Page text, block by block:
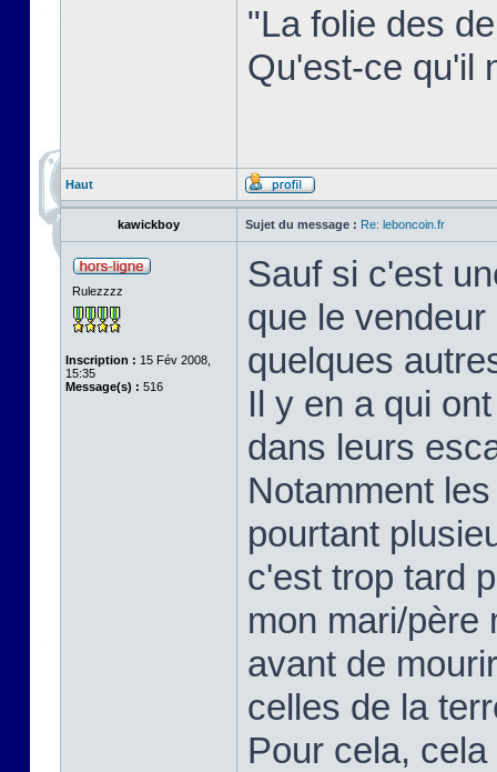
"La folie des
Qu'est-ce qu'il
Haut
kawickboy Sujet du message : Re: leboncoin.fr
Rulezzzz
Inscription : 15 Fév 2008,
15:35
Message(s) : 516
Sauf si c'est
que le
quelques
Il y en a qui
dans leurs
Notamment
pourtant
c'est trop tard
mon mari/père
avant de
celles de la
Pour cela,